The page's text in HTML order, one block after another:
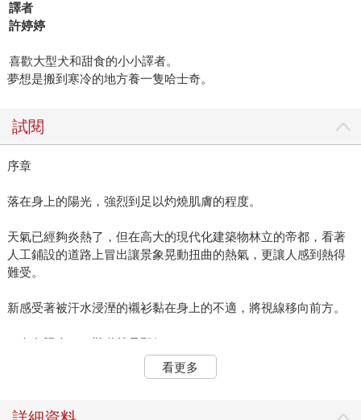
譯者
許婷婷
喜歡大型犬和甜食的小小譯者。
夢想是搬到寒冷的地方養一隻哈士奇。
試閱
序章
落在身上的陽光，強烈到足以灼燒肌膚的程度。
天氣已經夠炎熱了，但在高大的現代化建築物林立的帝都，看著
人工鋪設的道路上冒出讓景象晃動扭曲的熱氣，更讓人感到熱得
難受。
新感受著被汗水浸溼的襯衫黏在身上的不適，將視線移向前方。
（白色陽傘……難道就是那個？）
那裡有一名撐著陽傘佇立在街頭的年輕女子。她身上的一襲和
竹花圖樣點綴。錯不了的。臉色看起來蒼白不已、感覺隨時都會
看更多